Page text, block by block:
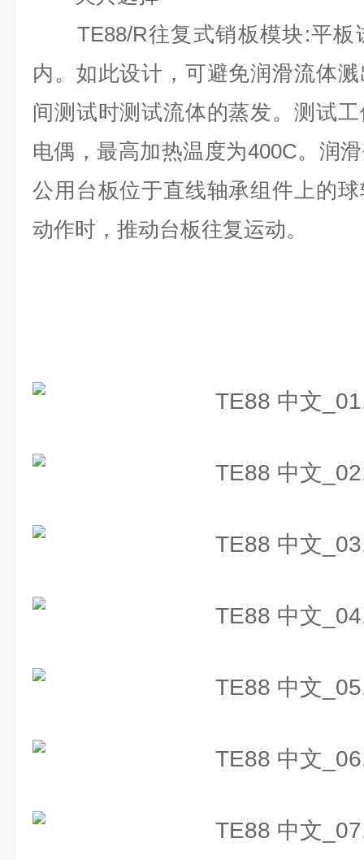
TE88/R往复式销板模块:平板
内。如此设计，可避免润滑流体
间测试时测试流体的蒸发。测试
电偶，最高加热温度为400C。润
公用台板位于直线轴承组件上的
动作时，推动台板往复运动。